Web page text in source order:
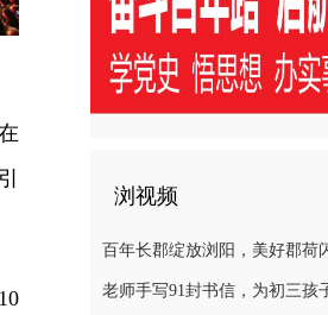
浏视频
百年长郡绽放浏阳，美好郡荷
老师手写91封书信，为初三孩